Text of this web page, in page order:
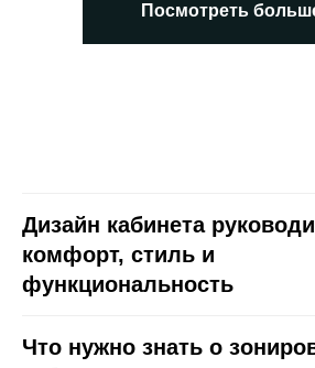
Посмотреть
Дизайн кабинета
комфорт, стиль и
функциональность
Что нужно знать о